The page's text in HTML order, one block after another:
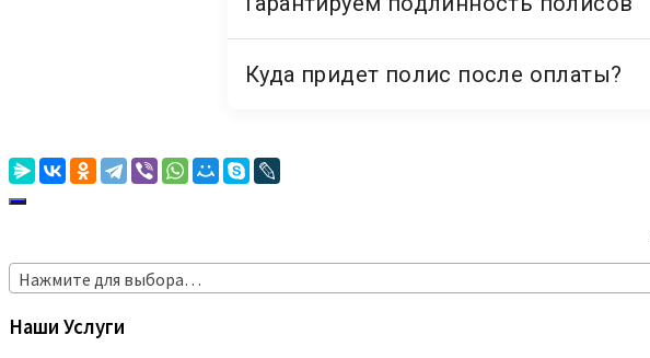
Нажмите для выбора…
Наши Услуги